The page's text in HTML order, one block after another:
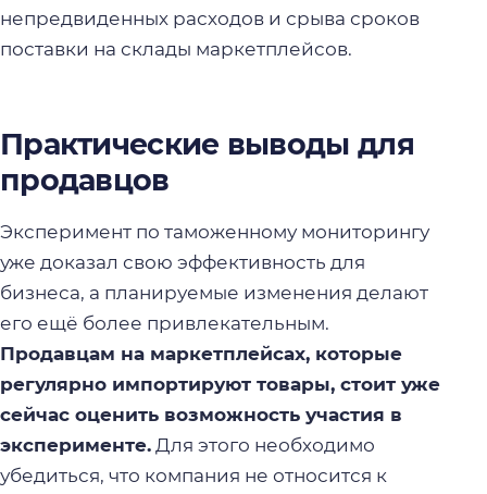
непредвиденных расходов и срыва сроков
поставки на склады маркетплейсов.
Практические выводы для
продавцов
Эксперимент по таможенному мониторингу
уже доказал свою эффективность для
бизнеса, а планируемые изменения делают
его ещё более привлекательным.
Продавцам на маркетплейсах, которые
регулярно импортируют товары, стоит уже
сейчас оценить возможность участия в
эксперименте. Для этого необходимо
убедиться, что компания не относится к